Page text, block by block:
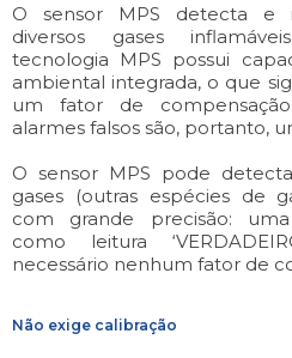
O sensor MPS detecta e
diversos gases
tecnologia MPS possui
ambiental integrada, o que
um fator de
alarmes falsos são, portanto,
O sensor MPS pode
gases (outras espécies de
com grande precisão:
como leitura
necessário nenhum fator de
Não exige calibração